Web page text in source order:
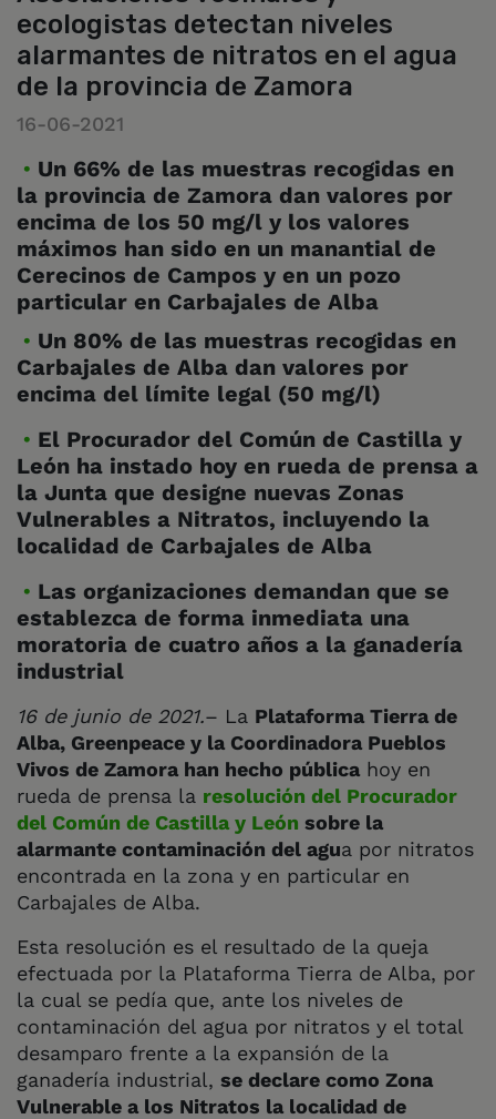
ecologistas detectan niveles
alarmantes de nitratos en el agua
de la provincia de Zamora
16-06-2021
Un 66% de las muestras recogidas en
la provincia de Zamora dan valores por
encima de los 50 mg/l y los valores
máximos han sido en un manantial de
Cerecinos de Campos y en un pozo
particular en Carbajales de Alba
Un 80% de las muestras recogidas en
Carbajales de Alba dan valores por
encima del límite legal (50 mg/l)
El Procurador del Común de Castilla y
León ha instado hoy en rueda de prensa a
la Junta que designe nuevas Zonas
Vulnerables a Nitratos, incluyendo la
localidad de Carbajales de Alba
Las organizaciones demandan que se
establezca de forma inmediata una
moratoria de cuatro años a la ganadería
industrial
16 de junio de 2021.– La Plataforma Tierra de
Alba, Greenpeace y la Coordinadora Pueblos
Vivos de Zamora han hecho pública hoy en
rueda de prensa la resolución del Procurador
del Común de Castilla y León sobre la
alarmante contaminación del agua por nitratos
encontrada en la zona y en particular en
Carbajales de Alba.
Esta resolución es el resultado de la queja
efectuada por la Plataforma Tierra de Alba, por
la cual se pedía que, ante los niveles de
contaminación del agua por nitratos y el total
desamparo frente a la expansión de la
ganadería industrial, se declare como Zona
Vulnerable a los Nitratos la localidad de